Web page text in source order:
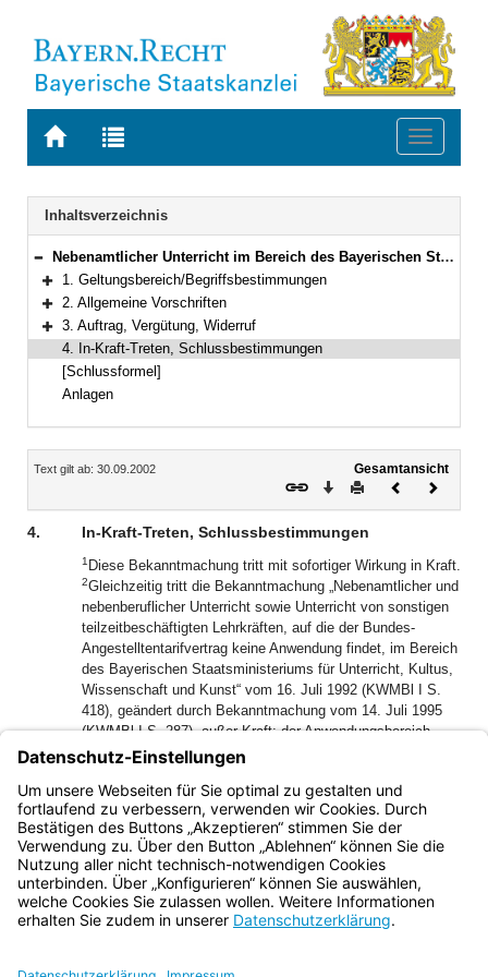
Zur
BAYERN.RECHT
Zur
letzten
Suche
Toggle
Navigation
Inhaltsverzeichnis
Bereich reduzieren
Nebenamtlicher Unterricht im Bereich des Bayerischen Staatsministeriums für Unterricht und Kultus
Bereich erweitern
1. Geltungsbereich/Begriffsbestimmungen
Bereich erweitern
2. Allgemeine Vorschriften
Bereich erweitern
3. Auftrag, Vergütung, Widerruf
4. In-Kraft-Treten, Schlussbestimmungen
[Schlussformel]
Anlagen
Inhalt
Text gilt ab: 30.09.2002
Gesamtansicht
Download
DruckenVorheriges
4. In-Kraft-Treten, Schlussbestimmungen
1 Diese Bekanntmachung tritt mit sofortiger Wirkung in Kraft.
2Gleichzeitig tritt die Bekanntmachung „Nebenamtlicher und
nebenberuflicher Unterricht sowie Unterricht von sonstigen
teilzeitbeschäftigten Lehrkräften, auf die der Bundes-
Angestelltentarifvertrag keine Anwendung findet, im Bereich
des Bayerischen Staatsministeriums für Unterricht, Kultus,
Wissenschaft und Kunst“ vom 16. Juli 1992 (KWMBl I S.
418), geändert durch Bekanntmachung vom 14. Juli 1995
(KWMBl I S. 287), außer Kraft; der Anwendungsbereich
dieser Bekanntmachung beschränkt sich ab 1. Januar 1998
auf den nebenamtlichen Unterricht und den Unterricht von
geringfügig beschäftigten Lehrkräften sowie ab 1. Januar
2001 auf den nebenamtlichen Unterricht.
Bayern.de
BayernPortal